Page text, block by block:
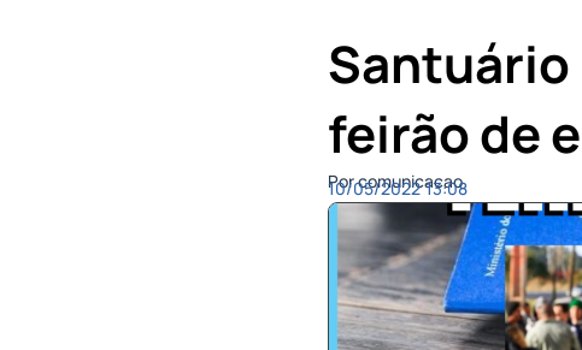
feirão de
Por comunicacao
10/05/2022 13:08